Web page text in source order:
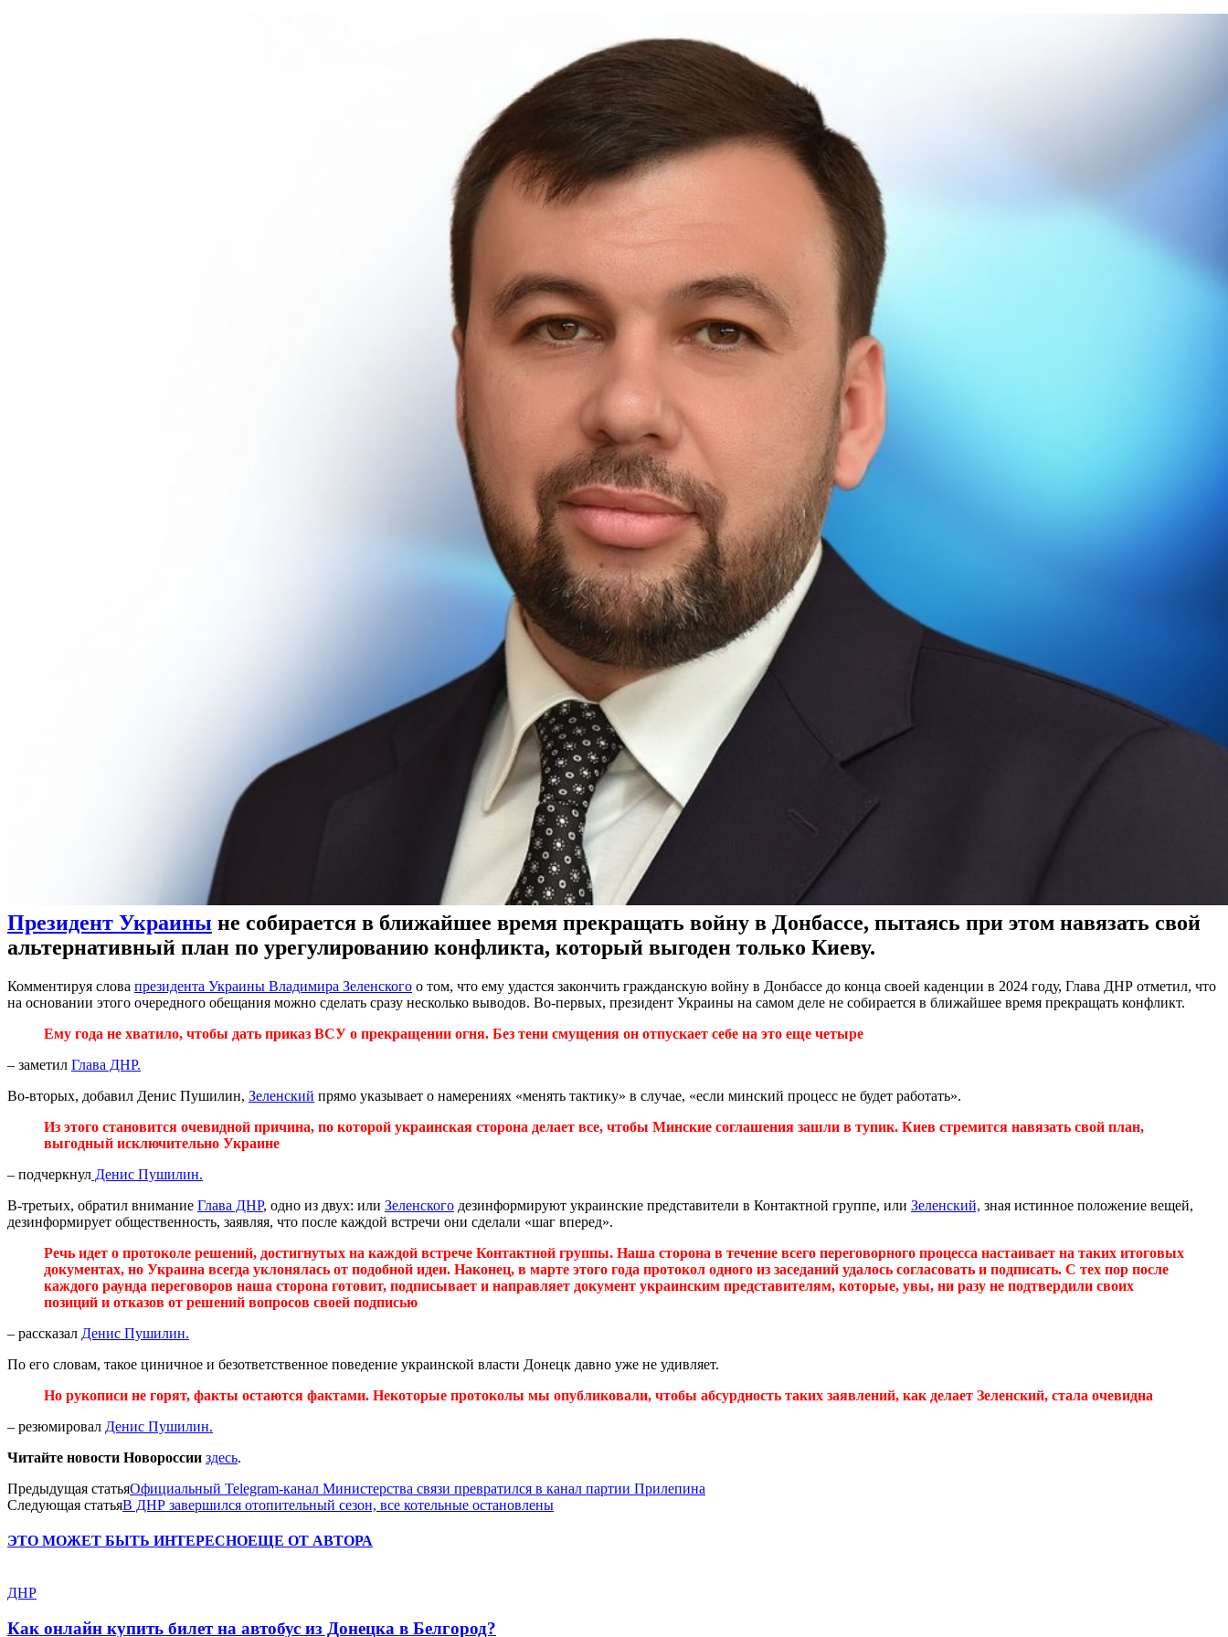
Президент Украины не собирается в ближайшее время прекращать войну в Донбассе, пытаясь при этом навязать свой
альтернативный план по урегулированию конфликта, который выгоден только Киеву.
Комментируя слова президента Украины Владимира Зеленского о том, что ему удастся закончить гражданскую войну в Донбассе до конца своей каденции в 2024 году, Глава ДНР отметил, что
на основании этого очередного обещания можно сделать сразу несколько выводов. Во-первых, президент Украины на самом деле не собирается в ближайшее время прекращать конфликт.
Ему года не хватило, чтобы дать приказ ВСУ о прекращении огня. Без тени смущения он отпускает себе на это еще четыре
– заметил Глава ДНР.
Во-вторых, добавил Денис Пушилин, Зеленский прямо указывает о намерениях «менять тактику» в случае, «если минский процесс не будет работать».
Из этого становится очевидной причина, по которой украинская сторона делает все, чтобы Минские соглашения зашли в тупик. Киев стремится навязать свой план,
выгодный исключительно Украине
– подчеркнул Денис Пушилин.
В-третьих, обратил внимание Глава ДНР, одно из двух: или Зеленского дезинформируют украинские представители в Контактной группе, или Зеленский, зная истинное положение вещей,
дезинформирует общественность, заявляя, что после каждой встречи они сделали «шаг вперед».
Речь идет о протоколе решений, достигнутых на каждой встрече Контактной группы. Наша сторона в течение всего переговорного процесса настаивает на таких итоговых
документах, но Украина всегда уклонялась от подобной идеи. Наконец, в марте этого года протокол одного из заседаний удалось согласовать и подписать. С тех пор после
каждого раунда переговоров наша сторона готовит, подписывает и направляет документ украинским представителям, которые, увы, ни разу не подтвердили своих
позиций и отказов от решений вопросов своей подписью
– рассказал Денис Пушилин.
По его словам, такое циничное и безответственное поведение украинской власти Донецк давно уже не удивляет.
Но рукописи не горят, факты остаются фактами. Некоторые протоколы мы опубликовали, чтобы абсурдность таких заявлений, как делает Зеленский, стала очевидна
– резюмировал Денис Пушилин.
Читайте новости Новороссии здесь.
Предыдущая статьяОфициальный Telegram-канал Министерства связи превратился в канал партии Прилепина
Следующая статьяВ ДНР завершился отопительный сезон, все котельные остановлены
ЭТО МОЖЕТ БЫТЬ ИНТЕРЕСНОЕЩЕ ОТ АВТОРА
ДНР
Как онлайн купить билет на автобус из Донецка в Белгород?